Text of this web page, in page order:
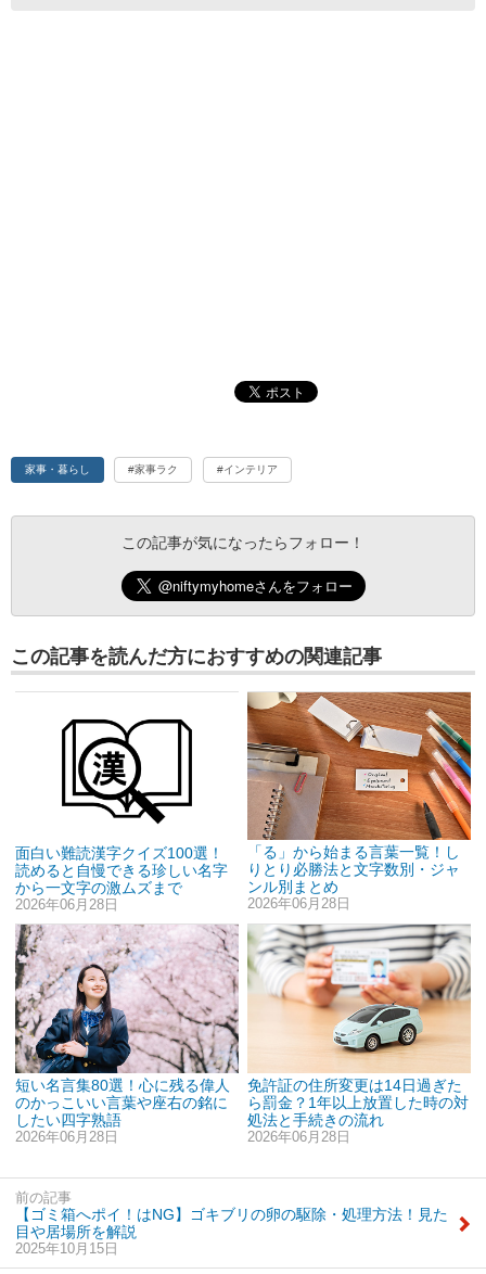
家事・暮らし #家事ラク #インテリア
この記事が気になったらフォロー！
この記事を読んだ方におすすめの関連記事
面白い難読漢字クイズ100選！
読めると自慢できる珍しい名字
から一文字の激ムズまで
2026年06月28日
「る」から始まる言葉一覧！し
りとり必勝法と文字数別・ジャ
ンル別まとめ
2026年06月28日
短い名言集80選！心に残る偉人
のかっこいい言葉や座右の銘に
したい四字熟語
2026年06月28日
免許証の住所変更は14日過ぎた
ら罰金？1年以上放置した時の対
処法と手続きの流れ
2026年06月28日
前の記事
【ゴミ箱へポイ！はNG】ゴキブリの卵の駆除・処理方法！見た
目や居場所を解説
2025年10月15日